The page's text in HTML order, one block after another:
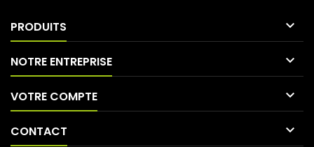
PRODUITS 
NOTRE ENTREPRISE 
VOTRE COMPTE 
CONTACT 